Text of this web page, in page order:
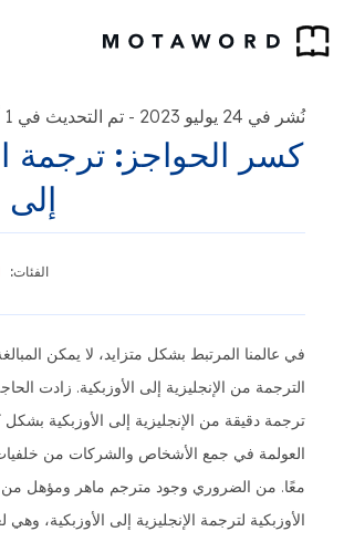
نُشر في 24 يوليو 2023 - تم التحديث في 1 أكتوبر 2024
كسر الحواجز: ترجمة
إلى
الفئات:
في عالمنا المرتبط بشكل متزايد، لا يمكن
الترجمة من الإنجليزية إلى الأوزبكية. زادت
ترجمة دقيقة من الإنجليزية إلى الأوزبكية بشكل
العولمة في جمع الأشخاص والشركات من
معًا. من الضروري وجود مترجم ماهر ومؤهل من
الأوزبكية لترجمة الإنجليزية إلى الأوزبكية،